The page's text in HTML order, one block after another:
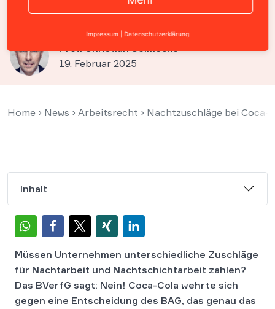
nach oben“
Prof. Christian Solmecke
19. Februar 2025
Home › News › Arbeitsrecht › Nachtzuschläge bei Coca-
Inhalt
Müssen Unternehmen unterschiedliche Zuschläge
für Nachtarbeit und Nachtschichtarbeit zahlen?
Das BVerfG sagt: Nein! Coca-Cola wehrte sich
gegen eine Entscheidung des BAG, das genau das
Impressum Datenschutzerklärung